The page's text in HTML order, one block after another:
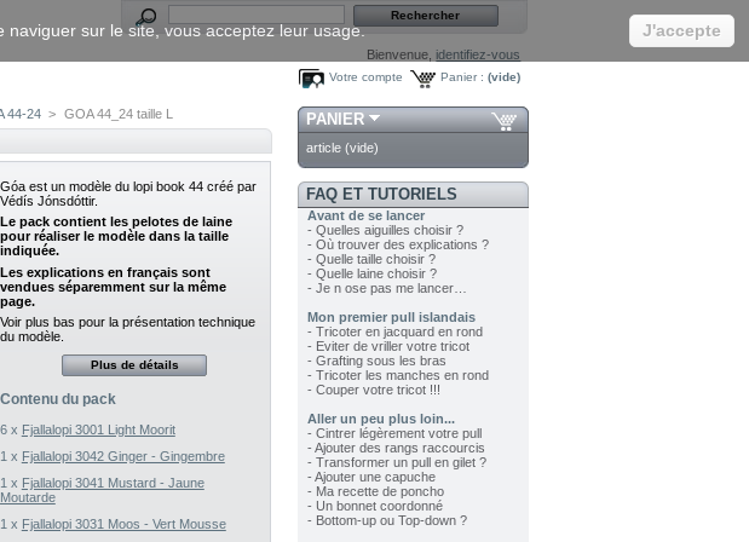
Bienvenue, identifiez-vous
Panier : (vide)
Votre compte
44-24 > GOA 44_24 taille L
Góa est un modèle du lopi book 44 créé par
Védís Jónsdóttir.
Le pack contient les pelotes de laine
pour réaliser le modèle dans la taille
indiquée.
Les explications en français sont
vendues séparemment sur la même
page.
Voir plus bas pour la présentation technique
du modèle.
Plus de détails
Contenu du pack
6 x Fjallalopi 3001 Light Moorit
1 x Fjallalopi 3042 Ginger - Gingembre
1 x Fjallalopi 3041 Mustard - Jaune
Moutarde
1 x Fjallalopi 3031 Moos - Vert Mousse
PANIER
article (vide)
FAQ ET TUTORIELS
Avant de se lancer
- Quelles aiguilles choisir ?
- Où trouver des explications ?
- Quelle taille choisir ?
- Quelle laine choisir ?
- Je n ose pas me lancer…
Mon premier pull islandais
- Tricoter en jacquard en rond
- Eviter de vriller votre tricot
- Grafting sous les bras
- Tricoter les manches en rond
- Couper votre tricot !!!
Aller un peu plus loin...
- Cintrer légèrement votre pull
- Ajouter des rangs raccourcis
- Transformer un pull en gilet ?
- Ajouter une capuche
- Ma recette de poncho
- Un bonnet coordonné
- Bottom-up ou Top-down ?
sur le site, vous acceptez leur usage. J'accepte